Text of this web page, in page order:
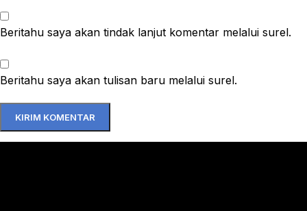
Beritahu saya akan tindak lanjut komentar melalui surel.
Beritahu saya akan tulisan baru melalui surel.